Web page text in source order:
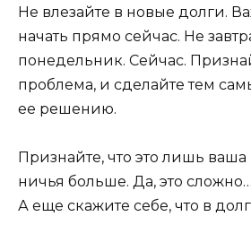
Не влезайте в новые долги.
начать прямо сейчас. Не
понедельник. Сейчас.
проблема, и сделайте тем
ее решению.
Признайте, что это лишь
ничья больше. Да, это
А еще скажите себе, что в